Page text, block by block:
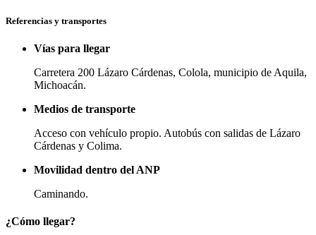
Referencias y transportes
Vías para llegar
Carretera 200 Lázaro Cárdenas, Colola, municipio de Aquila,
Michoacán.
Medios de transporte
Acceso con vehículo propio. Autobús con salidas de Lázaro
Cárdenas y Colima.
Movilidad dentro del ANP
Caminando.
¿Cómo llegar?